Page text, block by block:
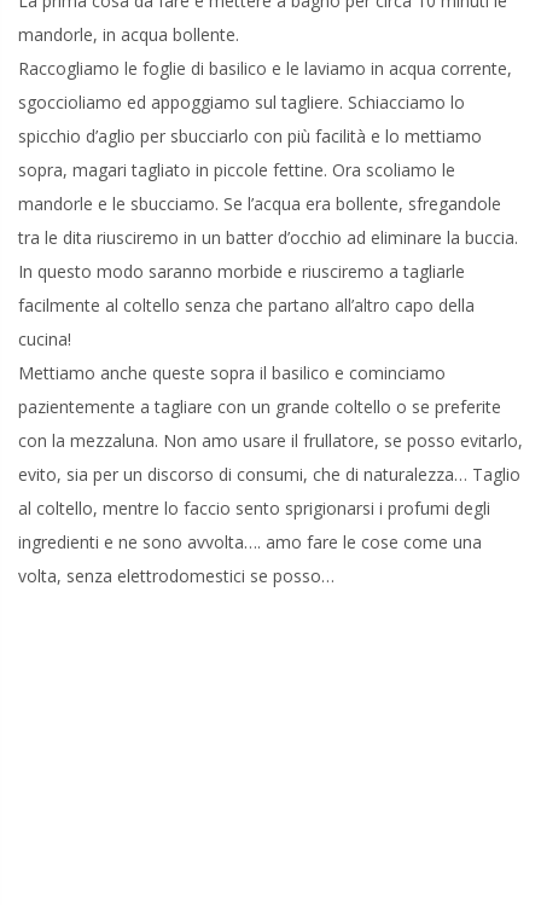
mandorle, in acqua bollente.
Raccogliamo le foglie di basilico e le laviamo in acqua corrente,
sgoccioliamo ed appoggiamo sul tagliere. Schiacciamo lo
spicchio d’aglio per sbucciarlo con più facilità e lo mettiamo
sopra, magari tagliato in piccole fettine. Ora scoliamo le
mandorle e le sbucciamo. Se l’acqua era bollente, sfregandole
tra le dita riusciremo in un batter d’occhio ad eliminare la buccia.
In questo modo saranno morbide e riusciremo a tagliarle
facilmente al coltello senza che partano all’altro capo della
cucina!
Mettiamo anche queste sopra il basilico e cominciamo
pazientemente a tagliare con un grande coltello o se preferite
con la mezzaluna. Non amo usare il frullatore, se posso evitarlo,
evito, sia per un discorso di consumi, che di naturalezza… Taglio
al coltello, mentre lo faccio sento sprigionarsi i profumi degli
ingredienti e ne sono avvolta…. amo fare le cose come una
volta, senza elettrodomestici se posso…